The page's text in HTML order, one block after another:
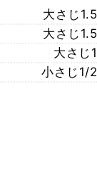
大さじ1.5
大さじ1.5
大さじ1
小さじ1/2